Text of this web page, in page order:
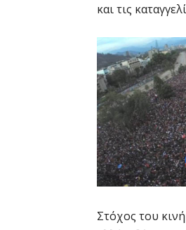
και τις
Στόχος του